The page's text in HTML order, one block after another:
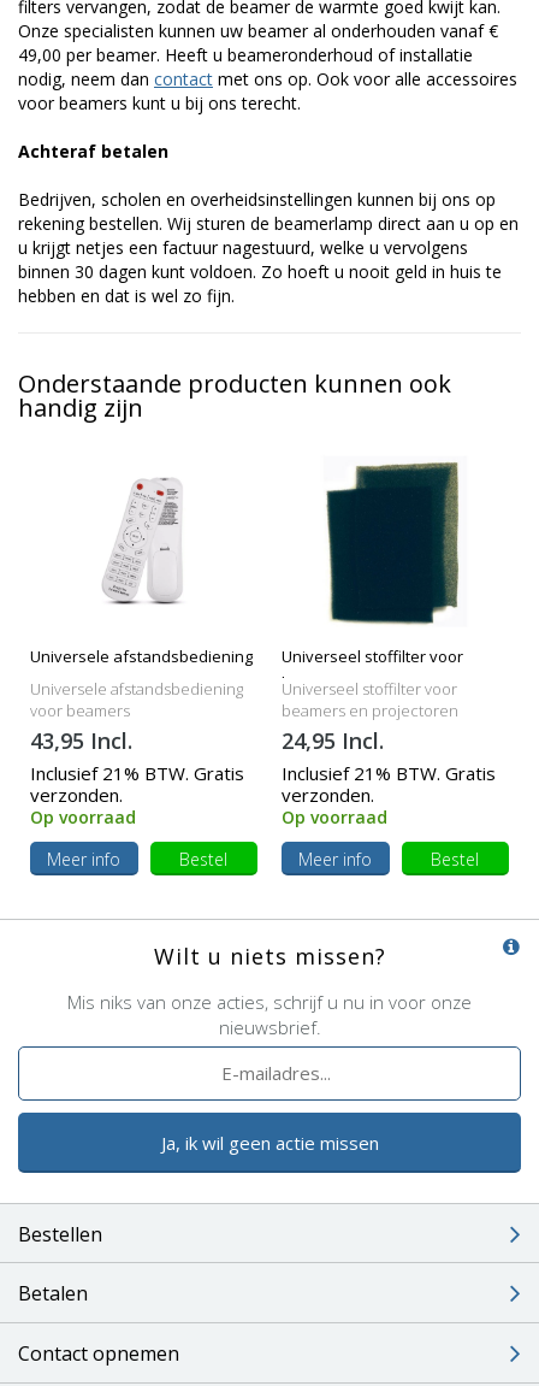
filters vervangen, zodat de beamer de warmte goed kwijt kan.
Onze specialisten kunnen uw beamer al onderhouden vanaf €
49,00 per beamer. Heeft u beameronderhoud of installatie
nodig, neem dan contact met ons op. Ook voor alle accessoires
voor beamers kunt u bij ons terecht.
Achteraf betalen
Bedrijven, scholen en overheidsinstellingen kunnen bij ons op
rekening bestellen. Wij sturen de beamerlamp direct aan u op en
u krijgt netjes een factuur nagestuurd, welke u vervolgens
binnen 30 dagen kunt voldoen. Zo hoeft u nooit geld in huis te
hebben en dat is wel zo fijn.
Onderstaande producten kunnen ook
handig zijn
Universele afstandsbediening
Universele afstandsbediening
voor beamers
43,95 Incl.
Inclusief 21% BTW. Gratis
verzonden.
Op voorraad
Meer info
Bestel
Universeel stoffilter voor
beamers
Universeel stoffilter voor
beamers en projectoren
24,95 Incl.
Inclusief 21% BTW. Gratis
verzonden.
Op voorraad
Meer info
Bestel
Wilt u niets missen?
Mis niks van onze acties, schrijf u nu in voor onze
nieuwsbrief.
Ja, ik wil geen actie missen
Bestellen
Betalen
Contact opnemen